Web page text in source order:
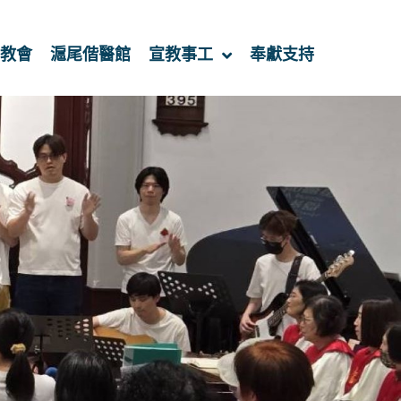
會 滬尾偕醫館 宣教事工 奉獻支持